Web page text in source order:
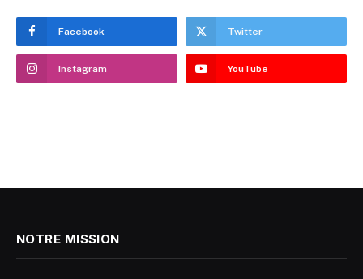
Facebook Twitter
Instagram YouTube
NOTRE MISSION